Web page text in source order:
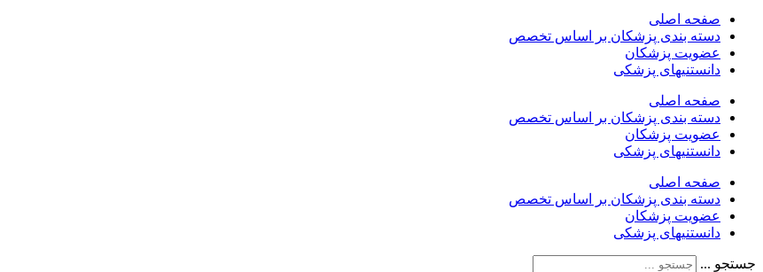
صفحه اصلی
دسته بندی پزشکان بر اساس تخصص
عضویت پزشکان
دانستنیهای پزشکی
صفحه اصلی
دسته بندی پزشکان بر اساس تخصص
عضویت پزشکان
دانستنیهای پزشکی
صفحه اصلی
دسته بندی پزشکان بر اساس تخصص
عضویت پزشکان
دانستنیهای پزشکی
جستجو ...